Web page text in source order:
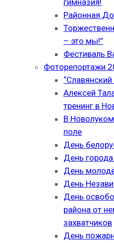
гимназия!
Районная
– это мы!”
Фестиваль
Фоторепортажи
Алексей
тренинг в
В
поле
День
День
День
День
День
района от
захватчиков
День